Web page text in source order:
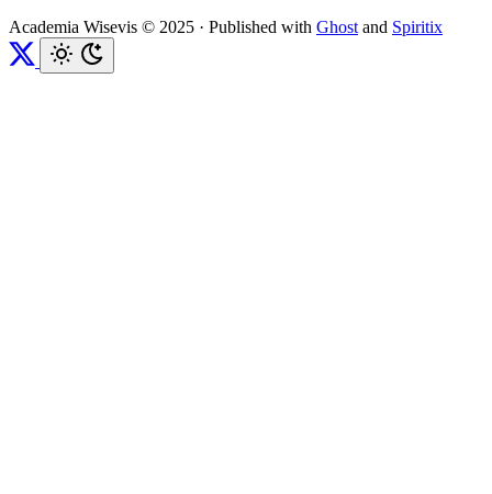
Academia Wisevis © 2025 · Published with Ghost and Spiritix